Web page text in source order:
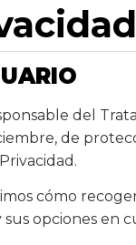
del
de
cómo
opciones en